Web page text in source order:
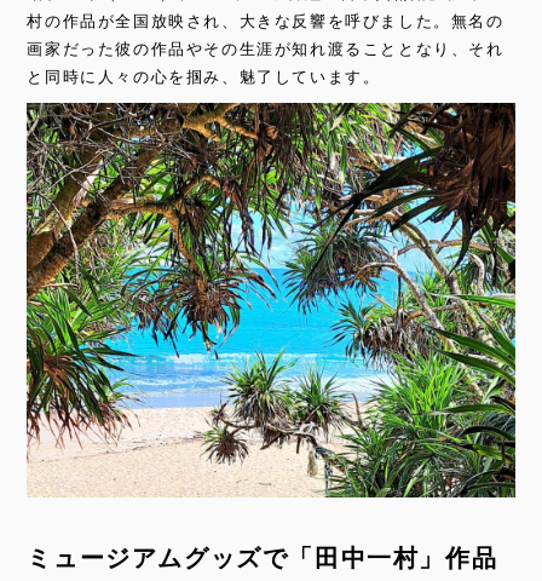
村の作品が全国放映され、大きな反響を呼びました。無名の
画家だった彼の作品やその生涯が知れ渡ることとなり、それ
と同時に人々の心を掴み、魅了しています。
ミュージアムグッズで「田中一村」作品